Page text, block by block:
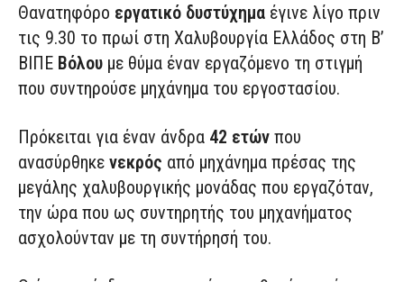
Θανατηφόρο εργατικό δυστύχημα έγινε λίγο πριν
τις 9.30 το πρωί στη Χαλυβουργία Ελλάδος στη Β’
ΒΙΠΕ Βόλου με θύμα έναν εργαζόμενο τη στιγμή
που συντηρούσε μηχάνημα του εργοστασίου.
Πρόκειται για έναν άνδρα 42 ετών που
ανασύρθηκε νεκρός από μηχάνημα πρέσας της
μεγάλης χαλυβουργικής μονάδας που εργαζόταν,
την ώρα που ως συντηρητής του μηχανήματος
ασχολούνταν με τη συντήρησή του.